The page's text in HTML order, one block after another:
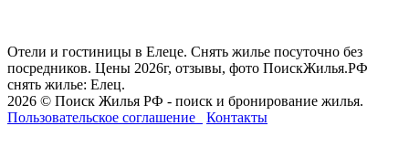
Отели и гостиницы в Елеце. Снять жилье посуточно без
посредников. Цены 2026г, отзывы, фото ПоискЖилья.РФ
снять жилье: Елец.
2026 © Поиск Жилья РФ - поиск и бронирование жилья.
Пользовательское соглашение
Контакты